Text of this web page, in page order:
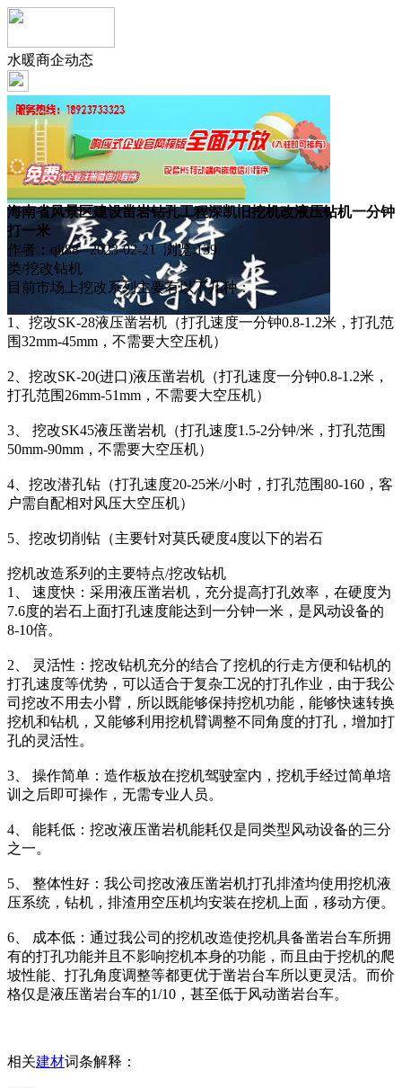
水暖商企动态
海南省风景区建设凿岩钻孔工程深凯旧挖机改液压钻机一分钟
打一米
作者：qlt88 2023-02-21 浏览:139
类/挖改钻机
目前市场上挖改系列主要有以下几种：
1、挖改SK-28液压凿岩机（打孔速度一分钟0.8-1.2米，打孔范
围32mm-45mm，不需要大空压机）
2、挖改SK-20(进口)液压凿岩机（打孔速度一分钟0.8-1.2米，
打孔范围26mm-51mm，不需要大空压机）
3、 挖改SK45液压凿岩机（打孔速度1.5-2分钟/米，打孔范围
50mm-90mm，不需要大空压机）
4、挖改潜孔钻（打孔速度20-25米/小时，打孔范围80-160，客
户需自配相对风压大空压机）
5、挖改切削钻（主要针对莫氏硬度4度以下的岩石
挖机改造系列的主要特点/挖改钻机
1、 速度快：采用液压凿岩机，充分提高打孔效率，在硬度为
7.6度的岩石上面打孔速度能达到一分钟一米，是风动设备的
8-10倍。
2、 灵活性：挖改钻机充分的结合了挖机的行走方便和钻机的
打孔速度等优势，可以适合于复杂工况的打孔作业，由于我公
司挖改不用去小臂，所以既能够保持挖机功能，能够快速转换
挖机和钻机，又能够利用挖机臂调整不同角度的打孔，增加打
孔的灵活性。
3、 操作简单：造作板放在挖机驾驶室内，挖机手经过简单培
训之后即可操作，无需专业人员。
4、 能耗低：挖改液压凿岩机能耗仅是同类型风动设备的三分
之一。
5、 整体性好：我公司挖改液压凿岩机打孔排渣均使用挖机液
压系统，钻机，排渣用空压机均安装在挖机上面，移动方便。
6、 成本低：通过我公司的挖机改造使挖机具备凿岩台车所拥
有的打孔功能并且不影响挖机本身的功能，而且由于挖机的爬
坡性能、打孔角度调整等都更优于凿岩台车所以更灵活。而价
格仅是液压凿岩台车的1/10，甚至低于风动凿岩台车。
相关建材词条解释：